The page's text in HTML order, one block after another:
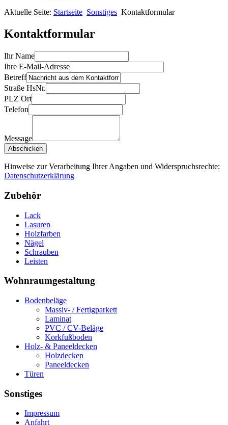
Aktuelle Seite: Startseite Sonstiges Kontaktformular
Kontaktformular
Ihr Name
Ihre E-Mail-Adresse
Betreff
Straße HsNr.
PLZ Ort
Telefon
Message
Hinweise zur Verarbeitung Ihrer Angaben und Widerspruchsrechte:
Datenschutzerklärung
Zubehör
Lack
Lasuren
Holzfarben
Nägel
Schrauben
Leisten
Wohnraumgestaltung
Bodenbeläge
Massiv- / Fertigparkett
Laminat
PVC / CV-Beläge
Korkfußboden
Holz- & Paneeldecken
Holzdecken
Paneeldecken
Türen
Sonstiges
Impressum
Anfahrt